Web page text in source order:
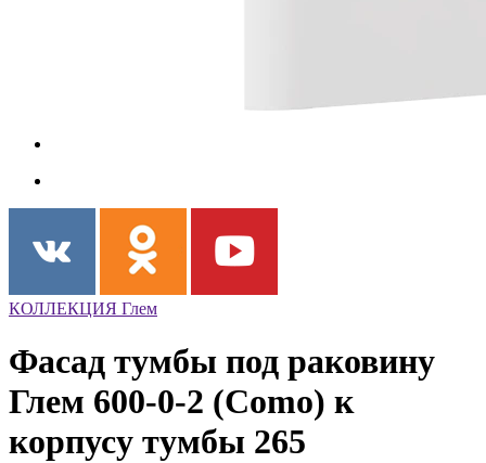
КОЛЛЕКЦИЯ Глем
Фасад тумбы под раковину
Глем 600-0-2 (Como) к
корпусу тумбы 265